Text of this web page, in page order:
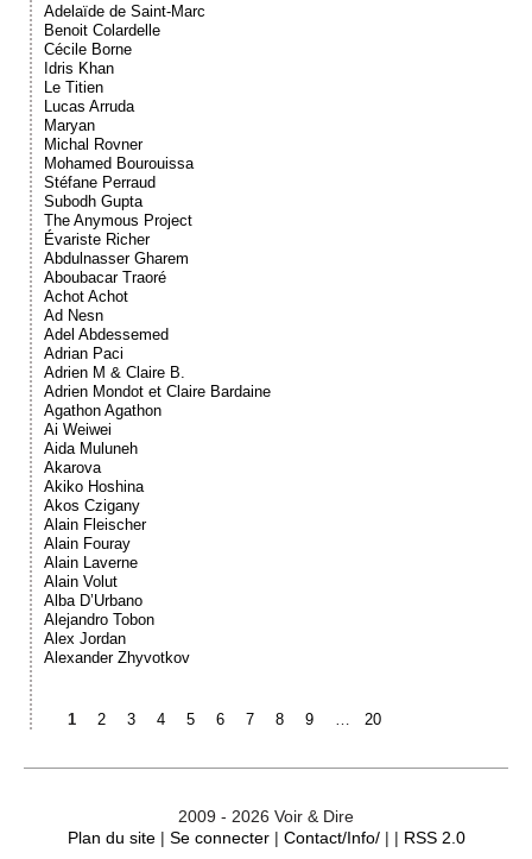
Adelaïde de Saint-Marc
Benoit Colardelle
Cécile Borne
Idris Khan
Le Titien
Lucas Arruda
Maryan
Michal Rovner
Mohamed Bourouissa
Stéfane Perraud
Subodh Gupta
The Anymous Project
Évariste Richer
Abdulnasser Gharem
Aboubacar Traoré
Achot Achot
Ad Nesn
Adel Abdessemed
Adrian Paci
Adrien M & Claire B.
Adrien Mondot et Claire Bardaine
Agathon Agathon
Ai Weiwei
Aida Muluneh
Akarova
Akiko Hoshina
Akos Czigany
Alain Fleischer
Alain Fouray
Alain Laverne
Alain Volut
Alba D’Urbano
Alejandro Tobon
Alex Jordan
Alexander Zhyvotkov
1 2 3 4 5 6 7 8 9 … 20
2009 - 2026 Voir & Dire
Plan du site| Se connecter| Contact/Info/| | RSS 2.0